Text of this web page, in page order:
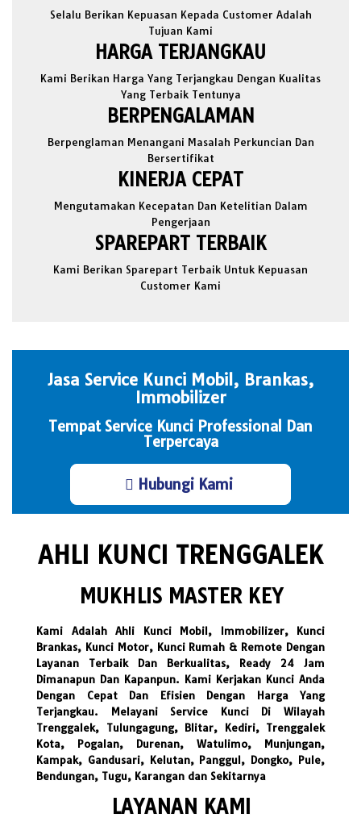
Selalu Berikan Kepuasan Kepada Customer Adalah
Tujuan Kami
HARGA TERJANGKAU
Kami Berikan Harga Yang Terjangkau Dengan Kualitas
Yang Terbaik Tentunya
BERPENGALAMAN
Berpenglaman Menangani Masalah Perkuncian Dan
Bersertifikat
KINERJA CEPAT
Mengutamakan Kecepatan Dan Ketelitian Dalam
Pengerjaan
SPAREPART TERBAIK
Kami Berikan Sparepart Terbaik Untuk Kepuasan
Customer Kami
Jasa Service Kunci Mobil, Brankas,
Immobilizer
Tempat Service Kunci Professional Dan
Terpercaya
Hubungi Kami
AHLI KUNCI TRENGGALEK
MUKHLIS MASTER KEY
Kami Adalah Ahli Kunci Mobil, Immobilizer, Kunci
Brankas, Kunci Motor, Kunci Rumah & Remote Dengan
Layanan Terbaik Dan Berkualitas, Ready 24 Jam
Dimanapun Dan Kapanpun. Kami Kerjakan Kunci Anda
Dengan Cepat Dan Efisien Dengan Harga Yang
Terjangkau. Melayani Service Kunci Di Wilayah
Trenggalek, Tulungagung, Blitar, Kediri, Trenggalek
Kota, Pogalan, Durenan, Watulimo, Munjungan,
Kampak, Gandusari, Kelutan, Panggul, Dongko, Pule,
Bendungan, Tugu, Karangan dan Sekitarnya
LAYANAN KAMI